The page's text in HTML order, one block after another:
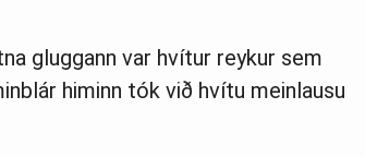
gluggann var hvítur reykur sem
himinn tók við hvítu meinlausu